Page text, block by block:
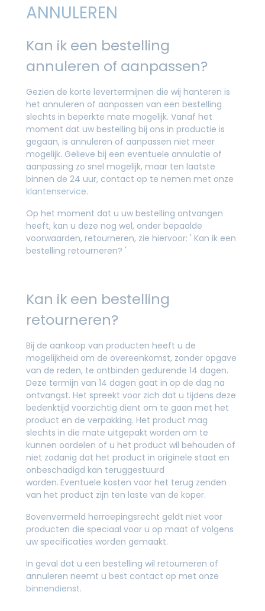
ANNULEREN
Kan ik een bestelling
annuleren of aanpassen?
Gezien de korte levertermijnen die wij hanteren is
het annuleren of aanpassen van een bestelling
slechts in beperkte mate mogelijk. Vanaf het
moment dat uw bestelling bij ons in productie is
gegaan, is annuleren of aanpassen niet meer
mogelijk. Gelieve bij een eventuele annulatie of
aanpassing zo snel mogelijk, maar ten laatste
binnen de 24 uur, contact op te nemen met onze
klantenservice.
Op het moment dat u uw bestelling ontvangen
heeft, kan u deze nog wel, onder bepaalde
voorwaarden, retourneren, zie hiervoor: ' Kan ik een
bestelling retourneren? '
Kan ik een bestelling
retourneren?
Bij de aankoop van producten heeft u de
mogelijkheid om de overeenkomst, zonder opgave
van de reden, te ontbinden gedurende 14 dagen.
Deze termijn van 14 dagen gaat in op de dag na
ontvangst. Het spreekt voor zich dat u tijdens deze
bedenktijd voorzichtig dient om te gaan met het
product en de verpakking. Het product mag
slechts in die mate uitgepakt worden om te
kunnen oordelen of u het product wil behouden of
niet zodanig dat het product in originele staat en
onbeschadigd kan teruggestuurd
worden. Eventuele kosten voor het terug zenden
van het product zijn ten laste van de koper.
Bovenvermeld herroepingsrecht geldt niet voor
producten die speciaal voor u op maat of volgens
uw specificaties worden gemaakt.
In geval dat u een bestelling wil retourneren of
annuleren neemt u best contact op met onze
binnendienst.